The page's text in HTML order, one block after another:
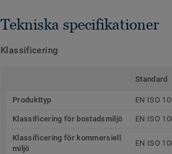
Tekniska specifikationer
Klassificering
Standard
Produkttyp EN ISO
Klassificering för bostadsmiljö EN ISO
Klassificering för kommersiell
miljö
EN ISO